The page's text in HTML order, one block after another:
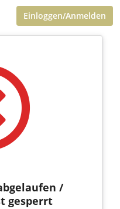
Einloggen/Anmelden
/
gesperrt